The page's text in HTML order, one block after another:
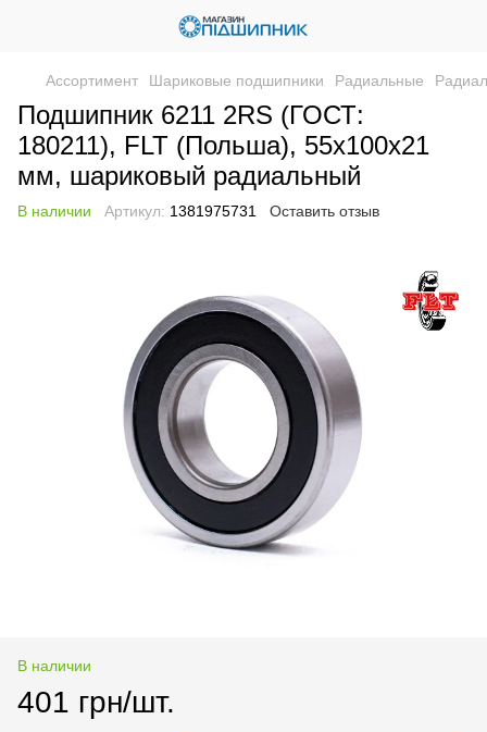
Ассортимент Шариковые подшипники Радиальные
Подшипник 6211 2RS (ГОСТ:
180211), FLT (Польша), 55х100х21
мм, шариковый радиальный
В наличии Артикул: 1381975731 Оставить отзыв
В наличии
401 грн/шт.